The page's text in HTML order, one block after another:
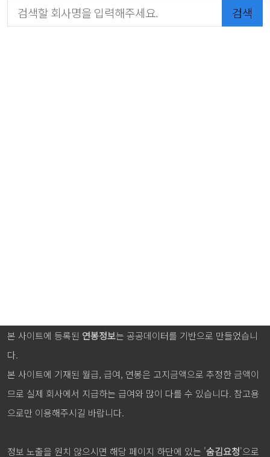
검색
본 사이트에 등록된 연봉정보는 공공데이터를 기반으로 만들었습니
다.
본 사이트에 기재된 월급, 급여, 연봉은 고지금액으로 추정한 금액이
므로 실제 회사에서 지급하는 급여와 많이 다를 수 있습니다. 참고용
으로만 이용해주시길 바랍니다.
정보 노출을 원치 않으시면 해당 페이지 하단에 있는 '숨김요청'으로